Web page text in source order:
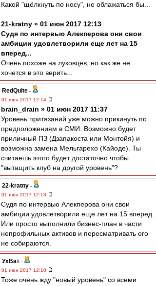
Какой "щёлкнуть по носу", не облажаться бы...
21-kratny » 01 июн 2017 12:13
Судя по интервью Алекперова они свои
амбиции удовлетворили еще лет на 15
вперед...
Очень похоже на луковцев, но как же не
хочется в это верить...
RedQuite -
01 июн 2017 12:14
brain_drain » 01 июн 2017 11:37
Уровень притязаний уже можно прикинуть по
предположениям в СМИ. Возможно будет
приличный ПЗ (Дзапакоста или Монтойя) и
возможна замена Мельгарехо (Кайоде). Ты
считаешь этого будет достаточно чтобы
"вытащить клуб на другой уровень"?
22-kratny -
01 июн 2017 12:13
Судя по интервью Алекперова они свои
амбиции удовлетворили еще лет на 15 вперед.
Или просто выполнили бизнес-план в части
непрофильных активов и пересматривать его
не собираются.
УхВат -
01 июн 2017 12:10
Тоже очень жду "новый уровень" со всеми